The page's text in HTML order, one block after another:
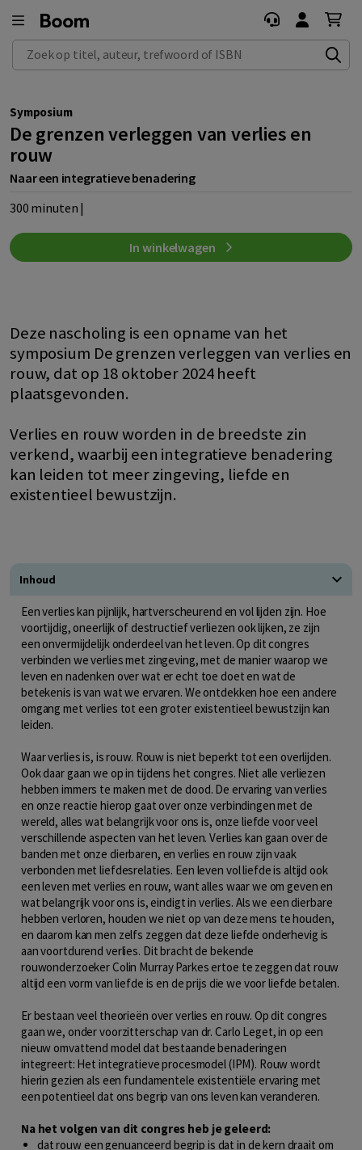
Zoek op titel, auteur, trefwoord of ISBN
Symposium
De grenzen verleggen van verlies en
rouw
Naar een integratieve benadering
300 minuten |
In winkelwagen
Deze nascholing is een opname van het
symposium De grenzen verleggen van verlies en
rouw, dat op 18 oktober 2024 heeft
plaatsgevonden.
Verlies en rouw worden in de breedste zin
verkend, waarbij een integratieve benadering
kan leiden tot meer zingeving, liefde en
existentieel bewustzijn.
Inhoud
Een verlies kan pijnlijk, hartverscheurend en vol lijden zijn. Hoe
voortijdig, oneerlijk of destructief verliezen ook lijken, ze zijn
een onvermijdelijk onderdeel van het leven. Op dit congres
verbinden we verlies met zingeving, met de manier waarop we
leven en nadenken over wat er echt toe doet en wat de
betekenis is van wat we ervaren. We ontdekken hoe een andere
omgang met verlies tot een groter existentieel bewustzijn kan
leiden.
Waar verlies is, is rouw. Rouw is niet beperkt tot een overlijden.
Ook daar gaan we op in tijdens het congres. Niet alle verliezen
hebben immers te maken met de dood. De ervaring van verlies
en onze reactie hierop gaat over onze verbindingen met de
wereld, alles wat belangrijk voor ons is, onze liefde voor veel
verschillende aspecten van het leven. Verlies kan gaan over de
banden met onze dierbaren, en verlies en rouw zijn vaak
verbonden met liefdesrelaties. Een leven vol liefde is altijd ook
een leven met verlies en rouw, want alles waar we om geven en
wat belangrijk voor ons is, eindigt in verlies. Als we een dierbare
hebben verloren, houden we niet op van deze mens te houden,
en daarom kan men zelfs zeggen dat deze liefde onderhevig is
aan voortdurend verlies. Dit bracht de bekende
rouwonderzoeker Colin Murray Parkes ertoe te zeggen dat rouw
altijd een vorm van liefde is en de prijs die we voor liefde betalen.
Er bestaan veel theorieën over verlies en rouw. Op dit congres
gaan we, onder voorzitterschap van dr. Carlo Leget, in op een
nieuw omvattend model dat bestaande benaderingen
integreert: Het integratieve procesmodel (IPM). Rouw wordt
hierin gezien als een fundamentele existentiële ervaring met
een potentieel dat ons begrip van ons leven kan veranderen.
Na het volgen van dit congres heb je geleerd:
dat rouw een genuanceerd begrip is dat in de kern draait om